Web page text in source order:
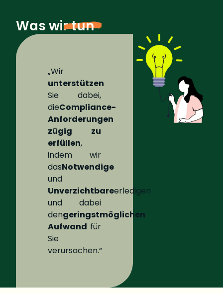
Was wirtun
„Wir
unterstützen
Sie dabei,
dieCompliance-
Anforderungen
zügig zu
erfüllen,
indem wir
dasNotwendige
und
Unverzichtbareerledigen
und dabei
dengeringstmöglichen
Aufwand für
Sie
verursachen.“